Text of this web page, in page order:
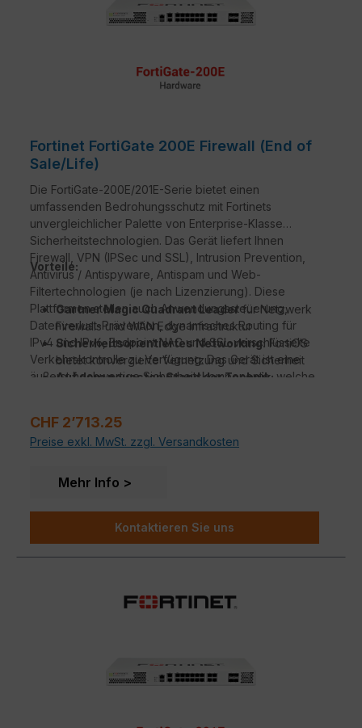
Fortinet FortiGate 200E Firewall (End of
Sale/Life)
Die FortiGate-200E/201E-Serie bietet einen
umfassenden Bedrohungsschutz mit Fortinets
unvergleichlicher Palette von Enterprise-Klasse
Sicherheitstechnologien. Das Gerät liefert Ihnen
Firewall, VPN (IPSec und SSL), Intrusion Prevention,
Antivirus / Antispyware, Antispam und Web-
Filtertechnologien (je nach Lizenzierung). Diese
Plattformen stellen auch Anwendungssteuerung,
Datenverlust-Prävention, dynamisches Routing für
IPv4 und IPv6, Endpoint NAC und SSL-verschlüsselte
Verkehrskontrolle zu Verfügung. Das Gerät ist eine
äußerst hochwertige Sicherheitskomponente, welche
Vorteile:
Gartner Magic Quadrant Leaderfür Netzwerk
Firewalls und WAN Edge Infrastruktur
Sicherheitsorientiertes Networking:FortiOS
bietet konvergierte Vernetzung und Sicherheit
Auf dem neuesten Stand der Technik:
Sicherheit für Unternehmen
KI / ML-gestützten FortiGuard Services
Geräte jenseits traditionellen Firewall Techniken
Regulärer Preis:
CHF 2’713.25
Preise exkl. MwSt. zzgl. Versandkosten
Mehr Info
Kontaktieren Sie uns